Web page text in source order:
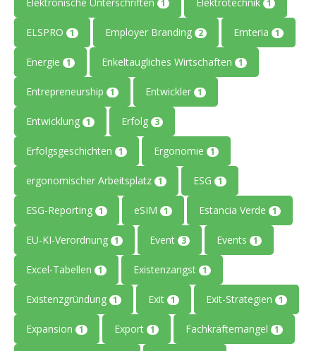
1 1
ELSPRO 1 Employer Branding 2 Emteria 1
Energie 1 Enkeltaugliches Wirtschaften 1
Entrepreneurship 1 Entwickler 1
Entwicklung 1 Erfolg 3
Erfolgsgeschichten 1 Ergonomie 1
ergonomischer Arbeitsplatz 1 ESG 1
ESG-Reporting 1 eSIM 1 Estancia Verde 1
EU-KI-Verordnung 1 Event 3 Events 1
Excel-Tabellen 1 Existenzangst 1
Existenzgründung 1 Exit 1 Exit-Strategien 1
Expansion 1 Export 1 Fachkräftemangel 1